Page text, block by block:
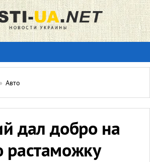
» Авто
дал добро на
растаможку